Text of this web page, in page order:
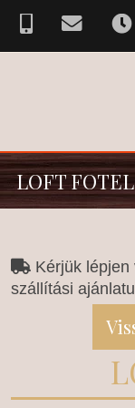
LOFT FOTEL
Kérjük
szállítási